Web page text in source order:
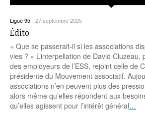
Ligue 95- 27 septembre 2025
Édito
« Que se passerait-il si les associations
vies ? » L’interpellation de David Cluzeau,
des employeurs de l’ESS, rejoint celle de
présidente du Mouvement associatif.
associations n’en peuvent plus des
alors même qu’elles répondent aux
qu’elles agissent pour l’intérêt général…